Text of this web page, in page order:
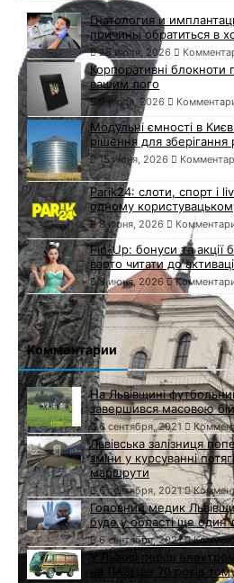
Гнатология и
причины обратиться в
28 июля, 2026
Корпоративні блокноти
вашим лого
9 июля, 2026
Модульні ємності в
рішення для зберігання
15 июня, 2026
Parik24: слоти, спорт і
одному
8 июня, 2026
Pin-Up: бонуси та акції
варто читати до
8 июня, 2026
Комментарии
На Львівщині
завершився масовою
6 сентября, 2021
Львівська залізниця
зміни у курсуванні
маршрути
6 сентября, 2021
Головний медик
буде у області ще один
6 сентября, 2021
У Львові перші
на ЛАЗі ще 70 років